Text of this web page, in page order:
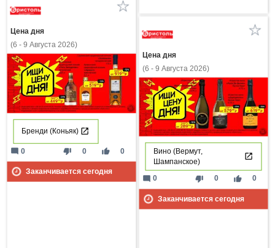
Цена дня
(6 - 9 Августа 2026)
Бренди (Коньяк)
thumb_down 0 thumb_up 0
mode_comment 0
Заканчивается сегодня
Цена дня
(6 - 9 Августа 2026)
Вино (Вермут,
Шампанское)
thumb_down 0 thumb_up 0
mode_comment 0
Заканчивается сегодня